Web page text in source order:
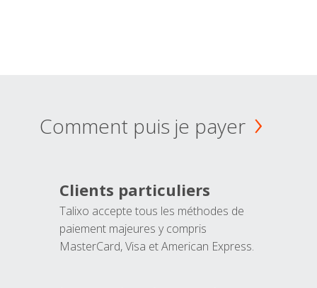
Comment puis je payer
Clients particuliers
Talixo accepte tous les méthodes de
paiement majeures y compris
MasterCard, Visa et American Express.